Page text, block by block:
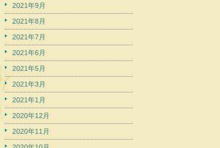
2021年9月
2021年8月
2021年7月
2021年6月
2021年5月
2021年3月
2021年1月
2020年12月
2020年11月